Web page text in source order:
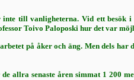
till vanligheterna. Vid ett besök
Toivo Paloposki hur det var
på åker och äng. Men dels
allra senaste åren sim­mat 1 200